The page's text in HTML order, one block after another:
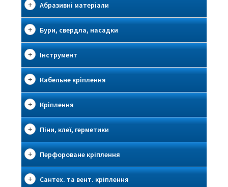
Абразивні матеріали
Бури, свердла, насадки
Інструмент
Кабельне кріплення
Кріплення
Піни, клеї, герметики
Перфороване кріплення
Сантех. та вент. кріплення